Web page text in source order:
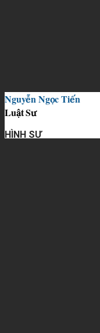
Nguyễn Ngọc Tiến
Luật Sư
HÌNH SỰ